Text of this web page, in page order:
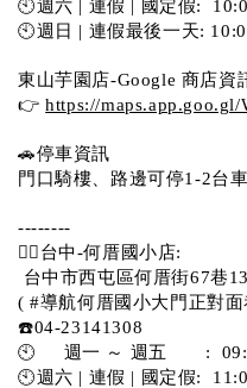
🕙週六 | 連假 | 國定假:
🕙週日 | 連假最後一天:
東山芋園店-Google 商店資
👉 https://
🚗停車資訊
門口騎樓、路邊可停1-2台
--------
💁‍♀️台中-何厝國小店:
台中市西屯區何厝街67巷
( #導航何厝國小大門正對
☎️04-23141308
🕙     週一 ～ 週五       :
🕙週六 | 連假 | 國定假: